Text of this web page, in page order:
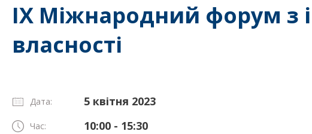
ІХ Міжнародний форум з
власності
Дата: 5 квітня 2023
Час: 10:00 - 15:30